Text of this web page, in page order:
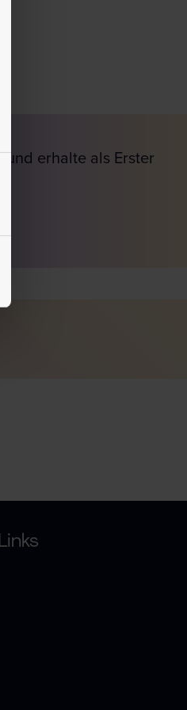
erhalte als Erster